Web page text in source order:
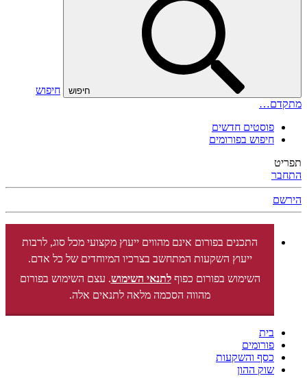
חיפוש
חיפוש
מתקדם…
פוסטים חדשים
חיפוש בפורומים
תפריט
התחבר
הירשם
התכנים בפורום אינם מהווים ייעוץ מקצועי מכל סוג, לרבות
ייעוץ השקעות המתחשב בצרכיו המיוחדים של כל אדם.
השימוש בפורום כפוףלתנאי השימוש. עצם השימוש בפורום
מהווה הסכמה מלאה לתנאים אלה.
בית
פורומים
כסף והשקעות
שוק ההון